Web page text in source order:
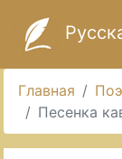
Главная
Песенка